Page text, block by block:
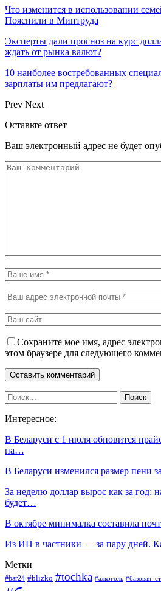
Что изменится в использовании
Пояснили в Минтруда
Эксперты дали прогноз на курс
ждать от рынка валют?
10 наиболее востребованных
зарплаты им предлагают?
Prev Next
Оставьте ответ
Ваш электронный адрес не будет
Сохраните мое имя, адрес
этом браузере для следующего
Интересное:
В Беларуси с 1 июля обновится
на…
В Беларуси изменился размер пени
За неделю доллар вырос как за год:
будет…
В октябре минималка составила
Из ИП в частники — за пару дней.
Метки
#bar24 #blizko #tochka #алкоголь